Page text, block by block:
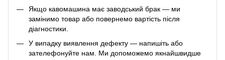
Якщо кавомашина має заводський брак — ми
замінимо товар або повернемо вартість після
діагностики.
У випадку виявлення дефекту — напишіть або
зателефонуйте нам. Ми допоможемо якнайшвидше